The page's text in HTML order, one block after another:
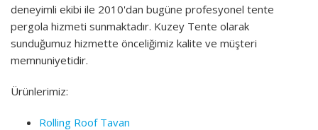
deneyimli ekibi ile 2010'dan bugüne profesyonel tente
pergola hizmeti sunmaktadır. Kuzey Tente olarak
sunduğumuz hizmette önceliğimiz kalite ve müşteri
memnuniyetidir.
Ürünlerimiz:
Rolling Roof Tavan